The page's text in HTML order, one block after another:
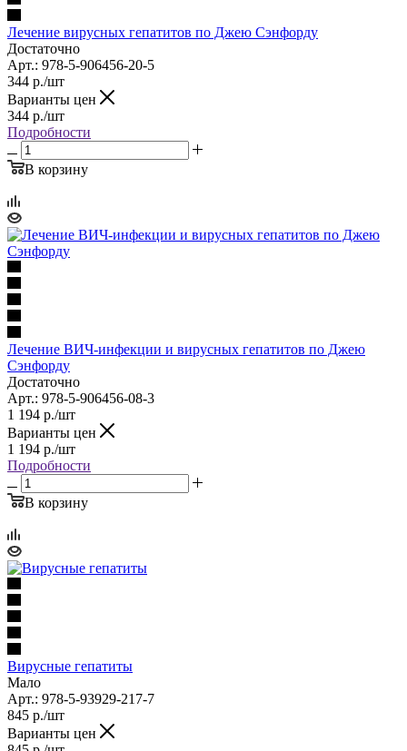
Лечение вирусных гепатитов по Джею Сэнфорду
Достаточно
Арт.: 978-5-906456-20-5
344 р./шт
Варианты цен
344 р./шт
Подробности
В корзину
Лечение ВИЧ-инфекции и вирусных гепатитов по Джею
Сэнфорду
Достаточно
Арт.: 978-5-906456-08-3
1 194 р./шт
Варианты цен
1 194 р./шт
Подробности
В корзину
Вирусные гепатиты
Мало
Арт.: 978-5-93929-217-7
845 р./шт
Варианты цен